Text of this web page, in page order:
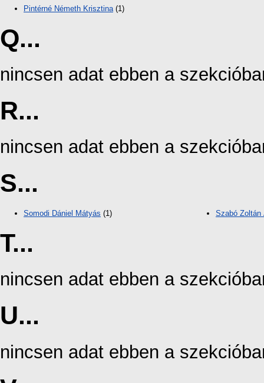
Pintérné Németh Krisztina (1)
Q...
nincsen adat ebben a
R...
nincsen adat ebben a
S...
Somodi Dániel Mátyás (1) Szabó Zoltán
T...
nincsen adat ebben a
U...
nincsen adat ebben a